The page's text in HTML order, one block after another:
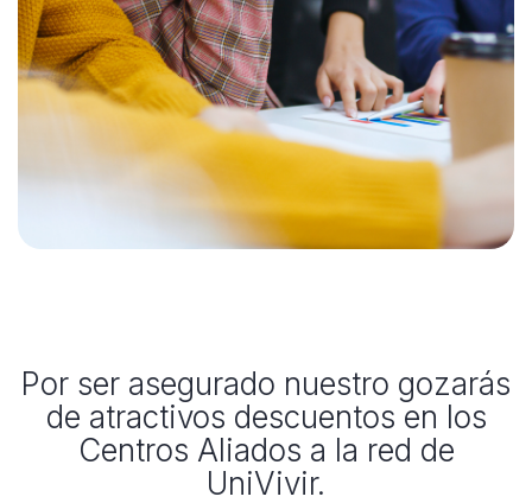
Por ser asegurado nuestro gozarás
de atractivos descuentos en los
Centros Aliados a la red de
UniVivir.